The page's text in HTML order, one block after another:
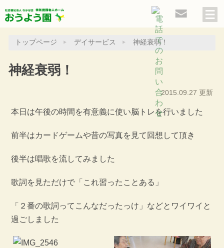
トップページ デイサービス 神経衰弱！
神経衰弱！
2015.09.27 更新
本日は午後の時間を有意義に使い脳トレを行いました
前半はカードゲームや昔の写真を見て回想して頂き
後半は唱歌を流してみました
歌詞を見ただけで「これ習ったことある」
「２番の歌詞ってこんなだったっけ」などとワイワイと
過ごしました